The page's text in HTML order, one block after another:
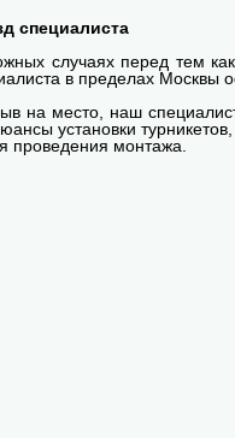
специалиста
случаях перед тем
в пределах Москвы
на место, наш
установки
проведения монтажа.